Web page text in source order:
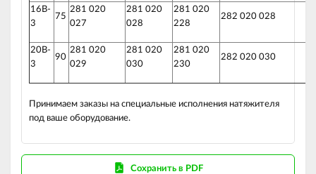
16B-
3
75
281 020
027
281 020
028
281 020
228
282 020 028
20B-
3
90
281 020
029
281 020
030
281 020
230
282 020 030
Принимаем заказы на специальные исполнения натяжителя
под ваше оборудование.
Сохранить в PDF